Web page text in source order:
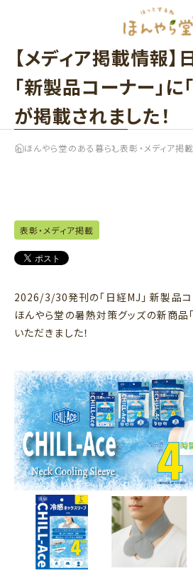
【メディア掲載情報
「新製品コーナー」に
が掲載されました！
ほんやら堂のある暮らし表彰・メディア掲載
表彰・メディア掲載
2026/3/30発刊の「日経MJ」 新製品コ
ほんやら堂の暑熱対策グッズの新商品
いただきました！